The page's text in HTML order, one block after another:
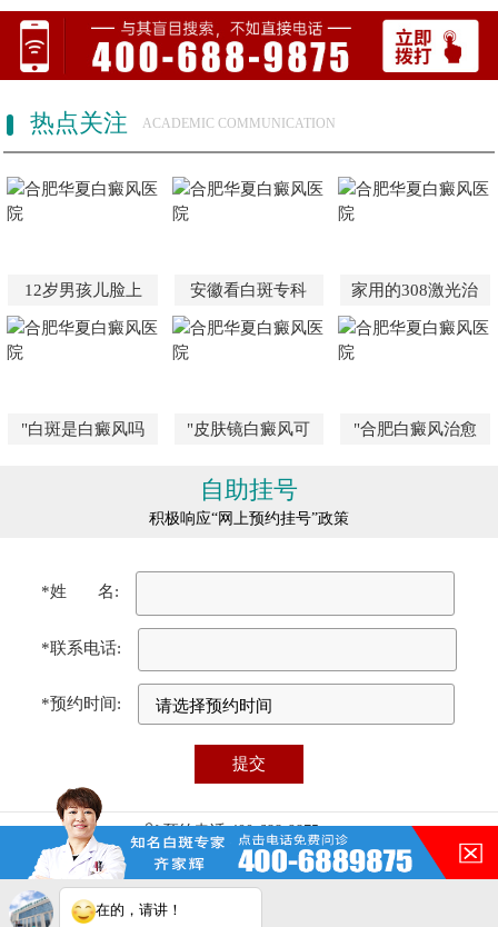
热点关注 ACADEMIC COMMUNICATION
12岁男孩儿脸上 安徽看白斑专科 家用的308激光治
"白斑是白癜风吗 "皮肤镜白癜风可 "合肥白癜风治愈
自助挂号
积极响应“网上预约挂号”政策
*姓 名:
*联系电话:
*预约时间:
预约电话:400-688-9875
医院地址:合肥市瑶海区铜陵路87号（铜陵路与裕溪路交叉口）
门诊时间:08:00 - 17:00
免责声明：本站图/文均来自于网络收集，仅供病友参考，不作为医疗诊
断依据，服用药物或进行治疗时请遵医嘱。如有转载或引用文章涉及版权
在的，请讲！